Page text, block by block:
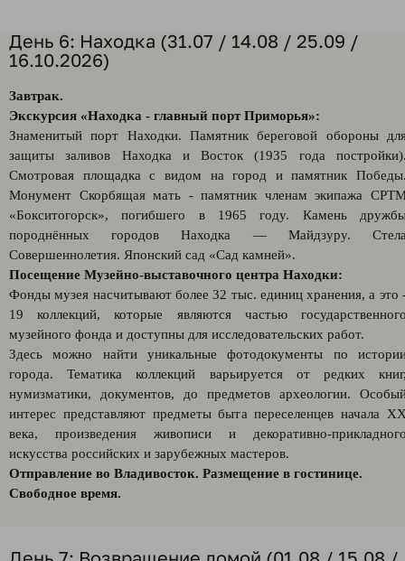
День 6: Находка (31.07 / 14.08 / 25.09 /
16.10.2026)
Завтрак.
Экскурсия «Находка - главный порт Приморья»:
Знаменитый порт Находки. Памятник береговой обороны
защиты заливов Находка и Восток (1935 года
Смотровая площадка с видом на город и памятник
Монумент Скорбящая мать - памятник членам экипажа
«Бокситогорск», погибшего в 1965 году. Камень
породнённых городов Находка — Майдзуру.
Совершеннолетия. Японский сад «Сад камней».
Посещение Музейно-выставочного центра Находки:
Фонды музея насчитывают более 32 тыс. единиц хранения, а это
19 коллекций, которые являются частью
музейного фонда и доступны для исследовательских работ.
Здесь можно найти уникальные фотодокументы по
города. Тематика коллекций варьируется от редких
нумизматики, документов, до предметов археологии.
интерес представляют предметы быта переселенцев начала
века, произведения живописи и декоративно-
искусства российских и зарубежных мастеров.
Отправление во Владивосток. Размещение в гостинице.
Свободное время.